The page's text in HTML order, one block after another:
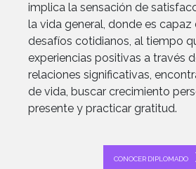
implica la sensación de
la vida general, donde es capaz
desafíos cotidianos, al tiempo
experiencias positivas a través
relaciones significativas,
de vida, buscar crecimiento
presente y practicar gratitud.
CONOCER DIPLOMADO